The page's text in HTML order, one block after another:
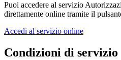
Puoi accedere al servizio
direttamente online tramite il
Accedi al servizio online
Condizioni di servizio